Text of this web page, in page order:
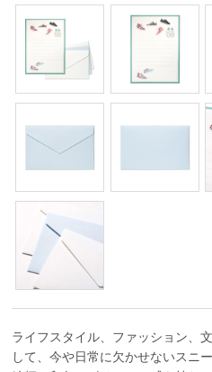
ライフスタイル、ファッション、
して、今や日常に欠かせないスニ